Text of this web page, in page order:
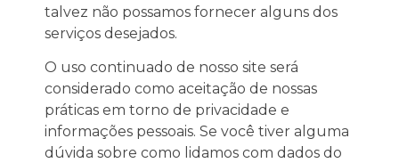
talvez não possamos fornecer alguns dos
serviços desejados.
O uso continuado de nosso site será
considerado como aceitação de nossas
práticas em torno de privacidade e
informações pessoais. Se você tiver alguma
dúvida sobre como lidamos com dados do